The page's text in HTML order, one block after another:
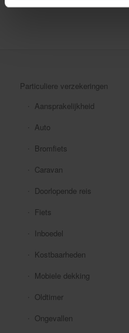
Particuliere verzekeringen
Aansprakelijkheid
Auto
Bromfiets
Caravan
Doorlopende reis
Fiets
Inboedel
Kostbaarheden
Mobiele dekking
Oldtimer
Ongevallen